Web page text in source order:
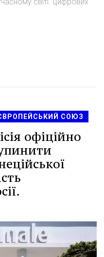
світі "цифрових
СОЮЗ
офіційно